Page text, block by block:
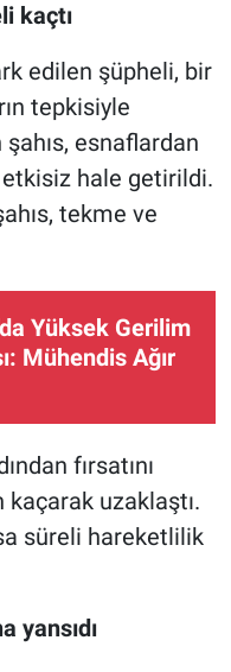
kaçtı
edilen şüpheli, bir
tepkisiyle
şahıs, esnaflardan
hale getirildi.
tekme ve
Yüksek Gerilim
Mühendis Ağır
fırsatını
uzaklaştı.
süreli hareketlilik
yansıdı